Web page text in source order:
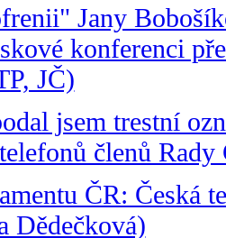
Jany
konferenci
JČ)
jsem trestní
členů Rady
ČR: Česká
Dědečková)